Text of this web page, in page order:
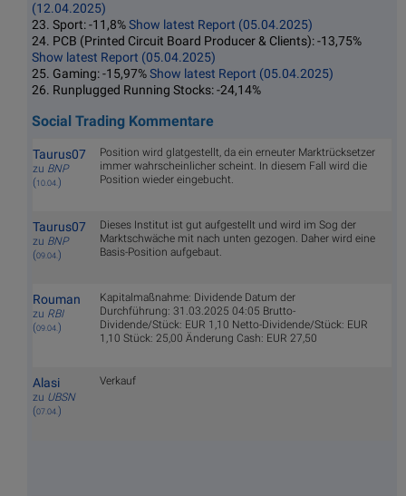
(12.04.2025)
23. Sport: -11,8%Show latest Report (05.04.2025)
24. PCB (Printed Circuit Board Producer & Clients): -13,75%
Show latest Report (05.04.2025)
25. Gaming: -15,97%Show latest Report (05.04.2025)
26. Runplugged Running Stocks: -24,14%
Social Trading Kommentare
Taurus07
zu BNP
( 10.04.)
Position wird glatgestellt, da ein erneuter Marktrücksetzer
immer wahrscheinlicher scheint. In diesem Fall wird die
Position wieder eingebucht.
Taurus07
zu BNP
(09.04.)
Dieses Institut ist gut aufgestellt und wird im Sog der
Marktschwäche mit nach unten gezogen. Daher wird eine
Basis-Position aufgebaut.
Rouman
zu RBI
(09.04.)
Kapitalmaßnahme: Dividende Datum der
Durchführung: 31.03.2025 04:05 Brutto-
Dividende/Stück: EUR 1,10 Netto-Dividende/Stück: EUR
1,10 Stück: 25,00 Änderung Cash: EUR 27,50
Alasi
zu UBSN
(07.04.)
Verkauf